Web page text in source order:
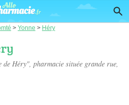
> Yonne > Héry
de Héry", pharmacie située grande rue,